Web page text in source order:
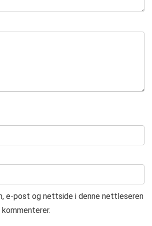
e-post og nettside i denne nettleseren